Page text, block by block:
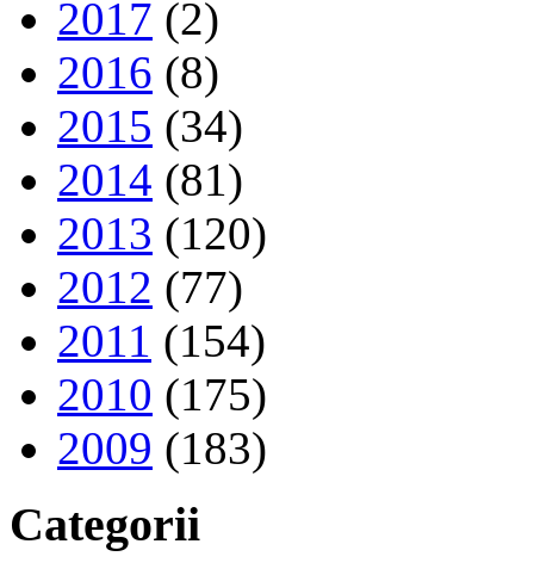
2017 (2)
2016 (8)
2015 (34)
2014 (81)
2013 (120)
2012 (77)
2011 (154)
2010 (175)
2009 (183)
Categorii